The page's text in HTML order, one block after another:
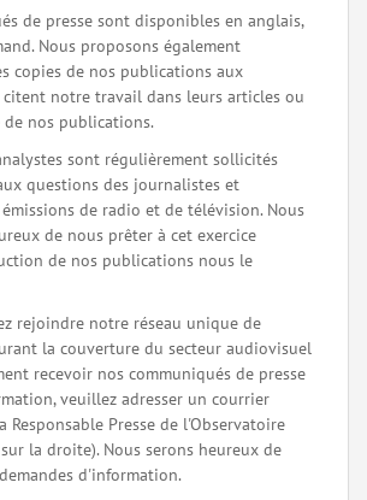
de presse sont disponibles en anglais,
Nous proposons également
copies de nos publications aux
notre travail dans leurs articles ou
nos publications.
sont régulièrement sollicités
questions des journalistes et
de radio et de télévision. Nous
de nous prêter à cet exercice
de nos publications nous le
rejoindre notre réseau unique de
la couverture du secteur audiovisuel
recevoir nos communiqués de presse
veuillez adresser un courrier
Responsable Presse de l'Observatoire
la droite). Nous serons heureux de
d'information.